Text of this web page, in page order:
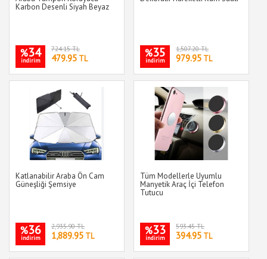
Karbon Desenli Siyah Beyaz
%34
indirim
724.15 TL
479.95 TL %35
indirim
1,507.20 TL
979.95 TL
Katlanabilir Araba Ön Cam
Güneşliği Şemsiye
%36
indirim
2,935.90 TL
1,889.95 TL
Tüm Modellerle Uyumlu
Manyetik Araç İçi Telefon
Tutucu
%33
indirim
593.45 TL
394.95 TL